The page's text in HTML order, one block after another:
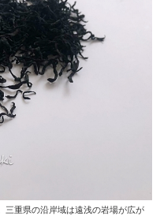
三重県の沿岸域は遠浅の岩場が広が